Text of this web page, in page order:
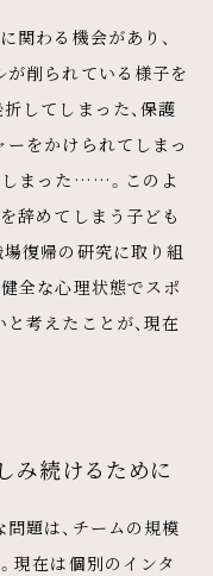
関わる機会があり、
削られている様子を
してしまった、保護
をかけられてしまっ
しまった……。このよ
辞めてしまう子ども
復帰の研究に取り組
全な心理状態でスポ
考えたことが、現在
み続けるために
題は、チームの規模
現在は個別のインタ